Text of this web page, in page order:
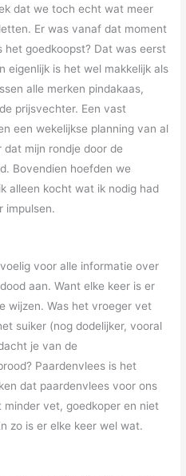
dat we toch echt wat meer
Er was vanaf dat moment
het goedkoopst? Dat was eerst
eigenlijk is het wel makkelijk als
alle merken pindakaas,
prijsvechter. Een vast
een wekelijkse planning van al
mijn rondje door de
Bovendien hoefden we
alleen kocht wat ik nodig had
impulsen.
voor alle informatie over
aan. Want elke keer is er
wijzen. Was het vroeger vet
suiker (nog dodelijker, vooral
je van de
Paardenvlees is het
dat paardenvlees voor ons
vet, goedkoper en niet
zo is er elke keer wel wat.